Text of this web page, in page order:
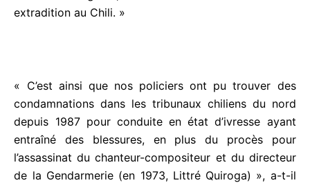
la voie à son extradition au Chili. »
« C’est ainsi que nos policiers ont pu trouver des
condamnations dans les tribunaux chiliens du nord
depuis 1987 pour conduite en état d’ivresse ayant
entraîné des blessures, en plus du procès pour
l’assassinat du chanteur-compositeur et du
directeur de la Gendarmerie (en 1973, Littré